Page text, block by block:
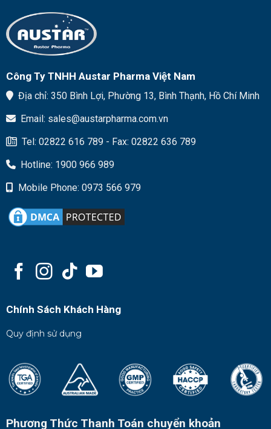
Công Ty TNHH Austar Pharma Việt Nam
Địa chỉ: 350 Bình Lợi, Phường 13, Bình Thạnh, Hồ Chí Minh
Email: sales@austarpharma.com.vn
Tel: 02822 616 789 - Fax: 02822 636 789
Hotline: 1900 966 989
Mobile Phone: 0973 566 979
Chính Sách Khách Hàng
Quy định sử dụng
Phương Thức Thanh Toán chuyển khoản